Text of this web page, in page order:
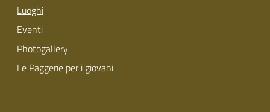
Luoghi
Eventi
Photogallery
Le Paggerie per i giovani